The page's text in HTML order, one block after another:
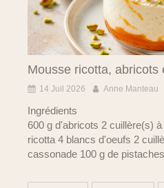
Mousse ricotta, abricots
14 Juil 2026 Anne Manteau
Ingrédients
600 g d'abricots 2 cuillère(s)
ricotta 4 blancs d'oeufs 2
cassonade 100 g de